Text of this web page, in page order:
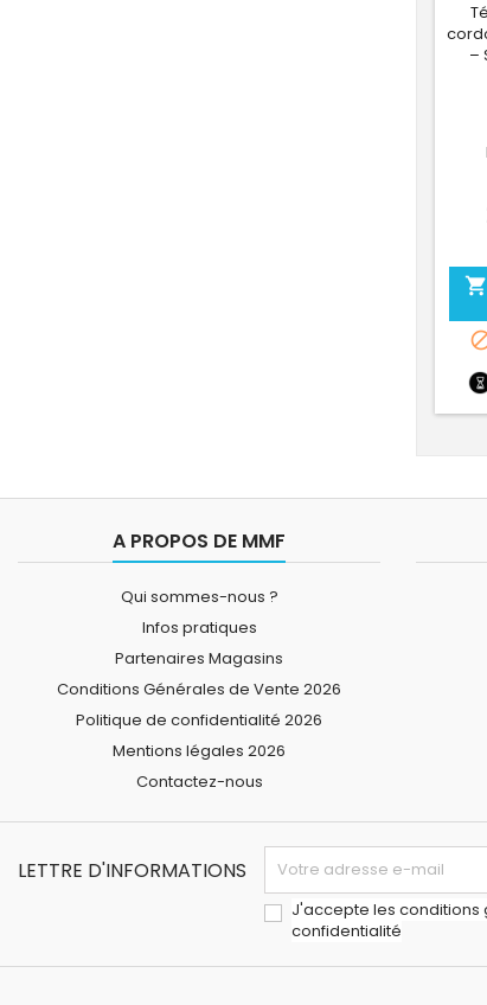
–

A PROPOS DE MMF
Qui sommes-nous ?
Infos pratiques
Partenaires Magasins
Conditions Générales de Vente 2026
Politique de confidentialité 2026
Mentions légales 2026
Contactez-nous
LETTRE D'INFORMATIONS
J'accepte les
confidentialité